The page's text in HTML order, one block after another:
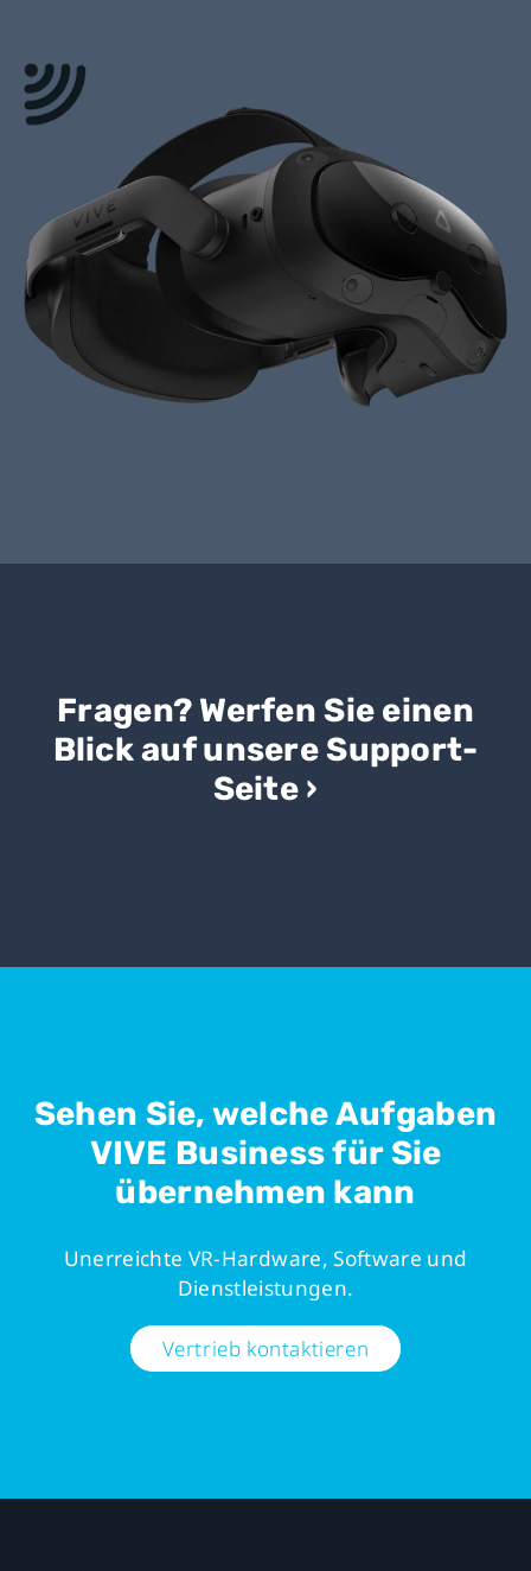
Fragen? Werfen Sie einen
Blick auf unsere Support-
Seite ›
Sehen Sie, welche Aufgaben
VIVE Business für Sie
übernehmen kann
Unerreichte VR-Hardware, Software und
Dienstleistungen.
Vertrieb kontaktieren